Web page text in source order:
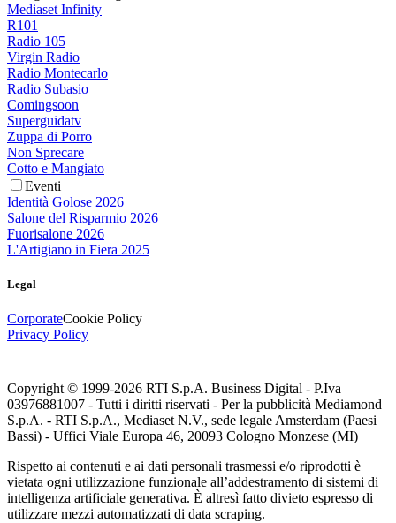
Mediaset Infinity
R101
Radio 105
Virgin Radio
Radio Montecarlo
Radio Subasio
Comingsoon
Superguidatv
Zuppa di Porro
Non Sprecare
Cotto e Mangiato
Eventi
Identità Golose 2026
Salone del Risparmio 2026
Fuorisalone 2026
L'Artigiano in Fiera 2025
Legal
CorporateCookie Policy
Privacy Policy
Copyright © 1999-2026 RTI S.p.A. Business Digital - P.Iva
03976881007 - Tutti i diritti riservati - Per la pubblicità Mediamond
S.p.A. - RTI S.p.A., Mediaset N.V., sede legale Amsterdam (Paesi
Bassi) - Uffici Viale Europa 46, 20093 Cologno Monzese (MI)
Rispetto ai contenuti e ai dati personali trasmessi e/o riprodotti è
vietata ogni utilizzazione funzionale all’addestramento di sistemi di
intelligenza artificiale generativa. È altresì fatto divieto espresso di
utilizzare mezzi automatizzati di data scraping.